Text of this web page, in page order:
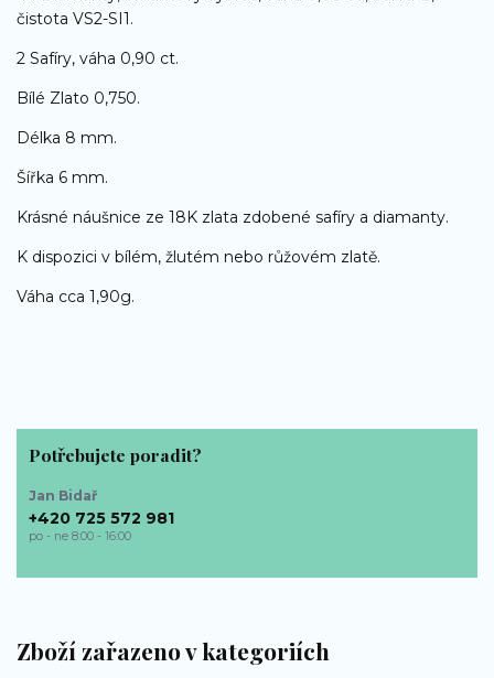
čistota VS2-SI1.
2 Safíry, váha 0,90 ct.
Bílé Zlato 0,750.
Délka 8 mm.
Šířka 6 mm.
Krásné náušnice ze 18K zlata zdobené safíry a diamanty.
K dispozici v bílém, žlutém nebo růžovém zlatě.
Váha cca 1,90g.
Zboží zařazeno v kategoriích
Potřebujete poradit?
Jan Bidař
+420 725 572 981
po - ne 8:00 - 16:00